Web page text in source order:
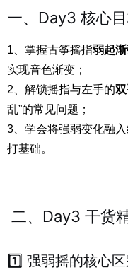
一、Day3 核心
1、掌握古筝摇指弱起
实现音色渐变；
2、解锁摇指与左手的
乱”的常见问题；
3、学会将强弱变化融
打基础。
二、Day3 干货
1️⃣ 强弱摇的核心